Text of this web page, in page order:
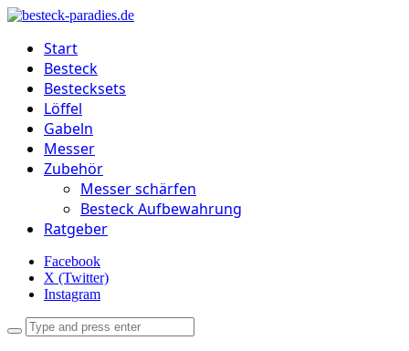
Start
Besteck
Bestecksets
Löffel
Gabeln
Messer
Zubehör
Messer schärfen
Besteck Aufbewahrung
Ratgeber
Facebook
X (Twitter)
Instagram